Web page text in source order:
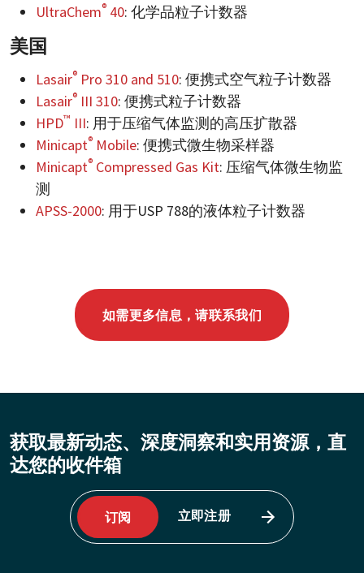
UltraChem® 40: 化学品粒子计数器
美国
Lasair® Pro 310 and 510: 便携式空气粒子计数器
Lasair® III 310: 便携式粒子计数器
HPD™ III: 用于压缩气体监测的高压扩散器
Minicapt® Mobile: 便携式微生物采样器
Minicapt® Compressed Gas Kit: 压缩气体微生物监
测
APSS-2000: 用于USP 788的液体粒子计数器
如需更多信息，请联系我们
获取最新动态、深度洞察和实用资源，直
达您的收件箱
订阅 立即注册